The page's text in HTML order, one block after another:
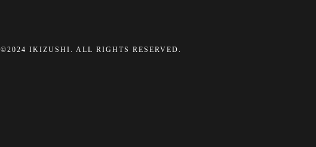
©2024 IKIZUSHI. ALL RIGHTS RESERVED.